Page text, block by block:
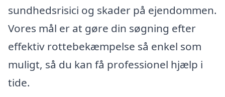
sundhedsrisici og skader på ejendommen.
Vores mål er at gøre din søgning efter
effektiv rottebekæmpelse så enkel som
muligt, så du kan få professionel hjælp i
tide.